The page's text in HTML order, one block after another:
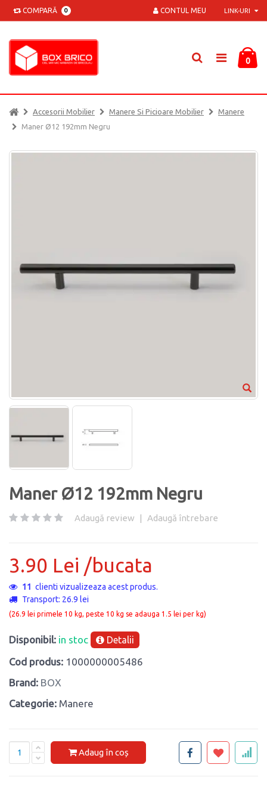
COMPARĂ 0 LINK-URI
CONTUL MEU
0
Accesorii Mobilier Manere Si Picioare Mobilier
Manere
Maner Ø12 192mm Negru
Maner Ø12 192mm Negru
Adaugă review | Adaugă întrebare
3.90 Lei /bucata
11 clienti vizualizeaza acest produs.
Transport: 26.9 lei
(26.9 lei primele 10 kg, peste 10 kg se adauga 1.5 lei per kg)
Disponibil: in stoc Detalii
Cod produs: 1000000005486
Brand: BOX
Categorie: Manere
Adaug în coș